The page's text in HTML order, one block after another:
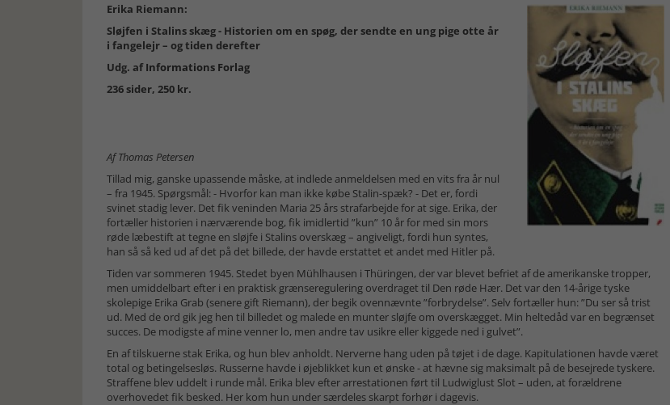
Erika Riemann:
Sløjfen i Stalins skæg - Historien om en spøg, der sendte en ung pige otte år
i fangelejr – og tiden derefter
Udg. afInformations Forlag
236 sider, 250 kr.
Af Thomas Petersen
Tillad mig, ganske upassende måske, at indlede anmeldelsen med en vits fra år nul
– fra 1945. Spørgsmål: - Hvorfor kan man ikke købe Stalin-spæk? - Det er, fordi
svinet stadig lever. Det fik veninden Maria 25 års strafarbejde for at sige. Erika, der
fortæller historien i nærværende bog, fik imidlertid ”kun” 10 år for med sin mors
røde læbestift at tegne en sløjfe i Stalins overskæg – angiveligt, fordi hun syntes,
han så så ked ud af det på det billede, der havde erstattet et andet med Hitler på.
Tiden var sommeren 1945. Stedet byen Mühlhausen i Thüringen, der var blevet befriet af de amerikanske tropper,
men umiddelbart efter i en praktisk grænseregulering overdraget til Den røde Hær. Det var den 14-årige tyske
skolepige Erika Grab (senere gift Riemann), der begik ovennævnte ”forbrydelse”. Selv fortæller hun: ”Du ser så trist
ud. Med de ord gik jeg hen til billedet og malede en munter sløjfe om overskægget. Min heltedåd var en begrænset
succes. De modigste af mine venner lo, men andre tav usikre eller kiggede ned i gulvet”.
En af tilskuerne stak Erika, og hun blev anholdt. Nerverne hang uden på tøjet i de dage. Kapitulationen havde været
total og betingelsesløs. Russerne havde i øjeblikket kun et ønske - at hævne sig maksimalt på de besejrede tyskere.
Straffene blev uddelt i runde mål. Erika blev efter arrestationen ført til Ludwiglust Slot – uden, at forældrene
overhovedet fik besked. Her kom hun under særdeles skarpt forhør i dagevis.